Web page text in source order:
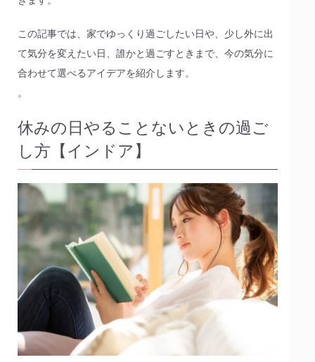
この記事では、家でゆっくり過ごしたい日や、少し外に出
て気分を変えたい日、誰かと過ごすときまで、今の気分に
合わせて選べるアイデアを紹介します。
。
休みの日やることないときの過ご
し方【インドア】